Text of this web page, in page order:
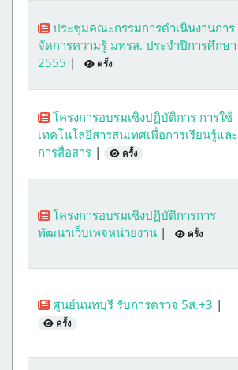
ประชุมคณะกรรมการดำเนินงานการ
จัดการความรู้ มทรส. ประจำปีการศึกษา
2555 | ครั้ง
โครงการอบรมเชิงปฏิบัติการ การใช้
เทคโนโลยีสารสนเทศเพื่อการเรียนรู้และ
การสื่อสาร | ครั้ง
โครงการอบรมเชิงปฏิบัติการการ
พัฒนาเว็บเพจหน่วยงาน | ครั้ง
ศูนย์นนทบุรี รับการตรวจ 5ส.+3 |
ครั้ง